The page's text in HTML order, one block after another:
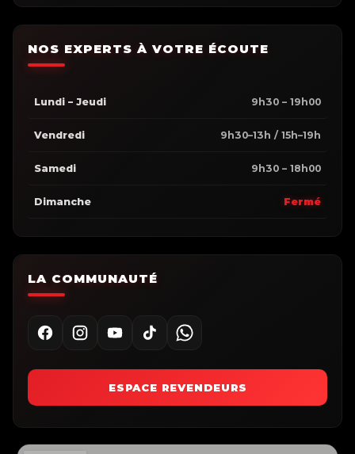
NOS EXPERTS À VOTRE ÉCOUTE
Lundi – Jeudi 9h30 – 19h00
Vendredi 9h30–13h / 15h–19h
Samedi 9h30 – 18h00
Dimanche Fermé
LA COMMUNAUTÉ
ESPACE REVENDEURS